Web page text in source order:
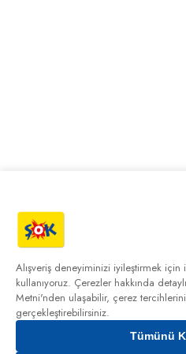
Alışveriş deneyiminizi iyileştirmek
kullanıyoruz. Çerezler hakkında
Metni'nden ulaşabilir, çerez
gerçekleştirebilirsiniz.
Tümünü